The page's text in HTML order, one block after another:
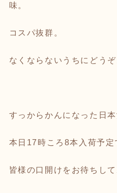
味。
コスパ抜群。
なくならないうちにどうぞ
すっからかんになった日
本日17時ころ8本入荷予定
皆様の口開けをお待ちして